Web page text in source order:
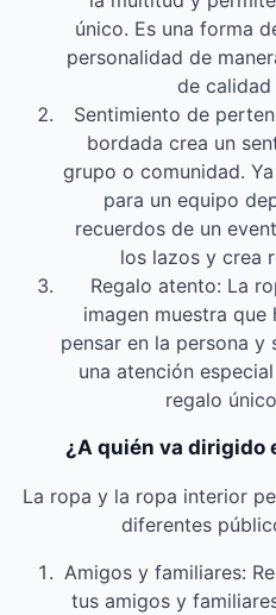
único. Es una forma
personalidad de
de
Sentimiento de
bordada crea un
grupo o comunidad.
para un equipo
recuerdos de un
los lazos y crea
Regalo atento: La
imagen muestra
pensar en la persona y
una atención
regalo
¿A quién va dirigido
La ropa y la ropa interior
diferentes
Amigos y familiares:
tus amigos y